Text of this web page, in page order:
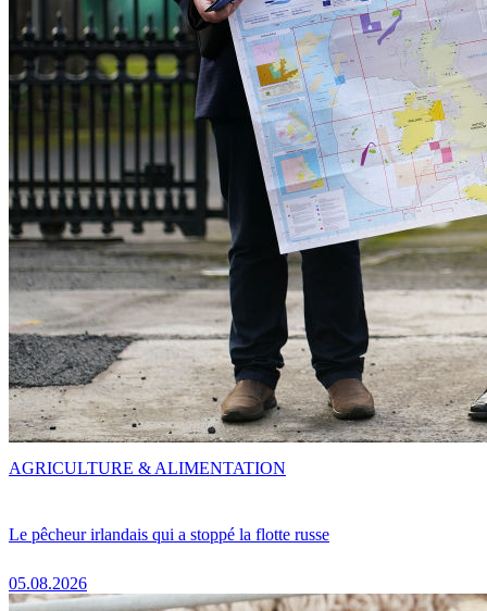
Le pêcheur irlandais qui a stoppé la flotte russe
05.08.2026
AGRICULTURE & ALIMENTATION